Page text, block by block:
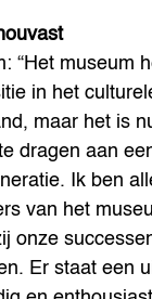
“Het museum
in het
maar het is
dragen aan
Ik ben
van het
onze
Er staat een